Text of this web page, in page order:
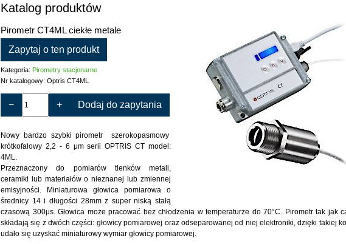
Katalog produktów
Pirometr CT4ML ciekłe metale
Zapytaj o ten produkt
Kategoria: Pirometry stacjonarne
Nr katalogowy: Optris CT4ML
− + Dodaj do zapytania
Nowy bardzo szybki pirometr szerokopasmowy
krótkofalowy 2,2 - 6 μm serii OPTRIS CT model:
4ML.
Przeznaczony do pomiarówtlenków metali,
ceramiki lub materiałów o nieznanej lub zmiennej
emisyjności.
Miniaturowa głowica pomiarowa o
średnicy 14 i długości 28mm z super niską stałą
czasową 300μs. Głowica może pracować bez chłodzenia w temperaturze do 70°C. Pirometr tak jak
składają się z dwóch części: głowicy pomiarowej oraz odseparowanej od niej elektroniki, dzięki takiej
udało się uzyskać miniaturowy wymiar głowicy pomiarowej.